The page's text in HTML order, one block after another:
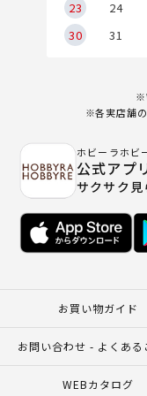
23 24
30
31
※各実店舗
ホビーラホビ
公式アプ
サクサク
お買い物ガイド
お問い合わせ - よくある
WEBカタログ